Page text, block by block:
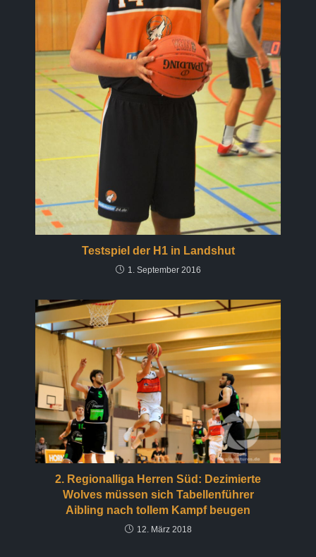
Testspiel der H1 in Landshut
1. September 2016
2. Regionalliga Herren Süd: Dezimierte
Wolves müssen sich Tabellenführer
Aibling nach tollem Kampf beugen
12. März 2018